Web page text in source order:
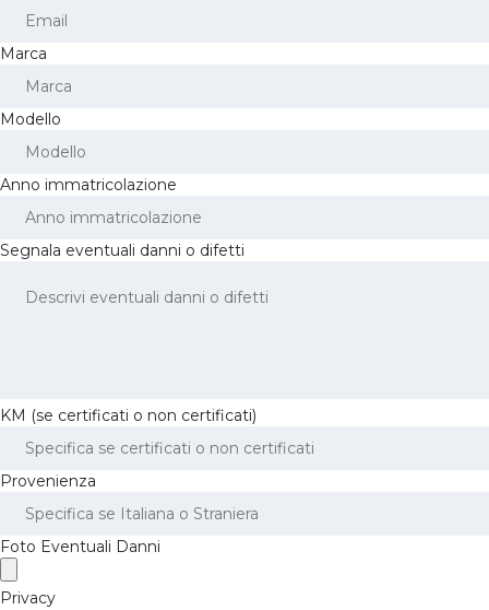
Marca
Modello
Anno immatricolazione
Segnala eventuali danni o difetti
KM (se certificati o non certificati)
Provenienza
Foto Eventuali Danni
Privacy